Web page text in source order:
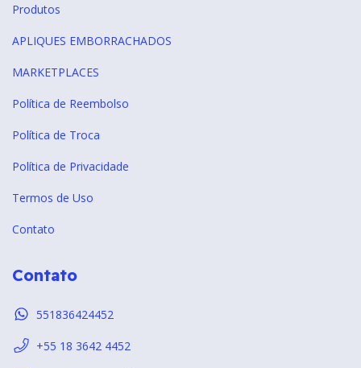
Produtos
APLIQUES EMBORRACHADOS
MARKETPLACES
Política de Reembolso
Política de Troca
Política de Privacidade
Termos de Uso
Contato
Contato
551836424452
+55 18 3642 4452